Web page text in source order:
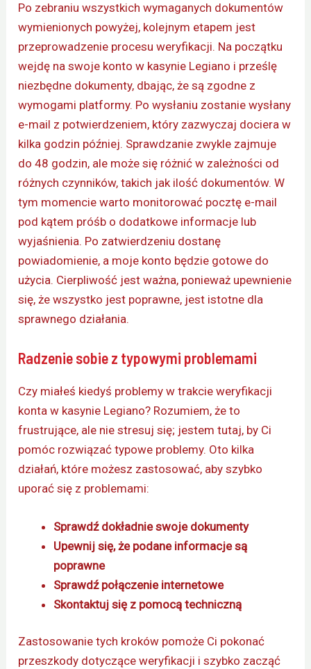
Po zebraniu wszystkich wymaganych dokumentów
wymienionych powyżej, kolejnym etapem jest
przeprowadzenie procesu weryfikacji. Na początku
wejdę na swoje konto w kasynie Legiano i prześlę
niezbędne dokumenty, dbając, że są zgodne z
wymogami platformy. Po wysłaniu zostanie wysłany
e-mail z potwierdzeniem, który zazwyczaj dociera w
kilka godzin później. Sprawdzanie zwykle zajmuje
do 48 godzin, ale może się różnić w zależności od
różnych czynników, takich jak ilość dokumentów. W
tym momencie warto monitorować pocztę e-mail
pod kątem próśb o dodatkowe informacje lub
wyjaśnienia. Po zatwierdzeniu dostanę
powiadomienie, a moje konto będzie gotowe do
użycia. Cierpliwość jest ważna, ponieważ upewnienie
się, że wszystko jest poprawne, jest istotne dla
sprawnego działania.
Radzenie sobie z typowymi problemami
Czy miałeś kiedyś problemy w trakcie weryfikacji
konta w kasynie Legiano? Rozumiem, że to
frustrujące, ale nie stresuj się; jestem tutaj, by Ci
pomóc rozwiązać typowe problemy. Oto kilka
działań, które możesz zastosować, aby szybko
uporać się z problemami:
Sprawdź dokładnie swoje dokumenty
Upewnij się, że podane informacje są
poprawne
Sprawdź połączenie internetowe
Skontaktuj się z pomocą techniczną
Zastosowanie tych kroków pomoże Ci pokonać
przeszkody dotyczące weryfikacji i szybko zacząć